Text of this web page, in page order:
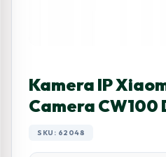
Kamera IP
Camera CW100
SKU: 62048